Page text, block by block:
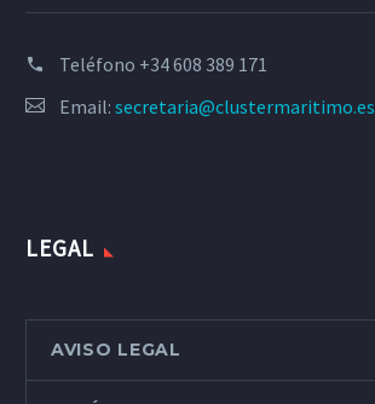
Teléfono +34 608 389 171
Email: secretaria@clustermaritimo.es
LEGAL
AVISO LEGAL